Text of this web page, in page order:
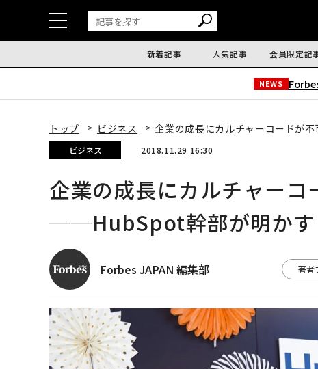
新着記事 人気記事 会員限定記
NEWS
トップ ビジネス 企業の成長にカルチャーコードが
ビジネス 2018.11.29 16:30
企業の成長にカルチャーコ
──HubSpot幹部が明かす
Forbes JAPAN 編集部 著者